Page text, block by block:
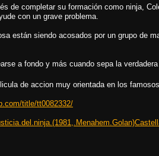
de completar su formación como ninja,
con un grave problema.
están siendo acosados por un grupo de
a fondo y más cuando sepa la
de accion muy orientada en los
title/tt0082332/